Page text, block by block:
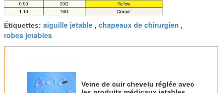
Étiquettes: aiguille jetable , chapeaux de chirurgien ,
robes jetables
Veine de cuir chevelu réglée avec